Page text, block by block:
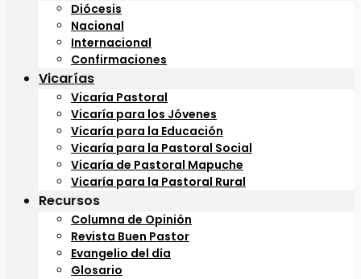
Diócesis
Nacional
Internacional
Confirmaciones
Vicarías
Vicaría Pastoral
Vicaría para los Jóvenes
Vicaría para la Educación
Vicaría para la Pastoral Social
Vicaría de Pastoral Mapuche
Vicaría para la Pastoral Rural
Recursos
Columna de Opinión
Revista Buen Pastor
Evangelio del día
Glosario